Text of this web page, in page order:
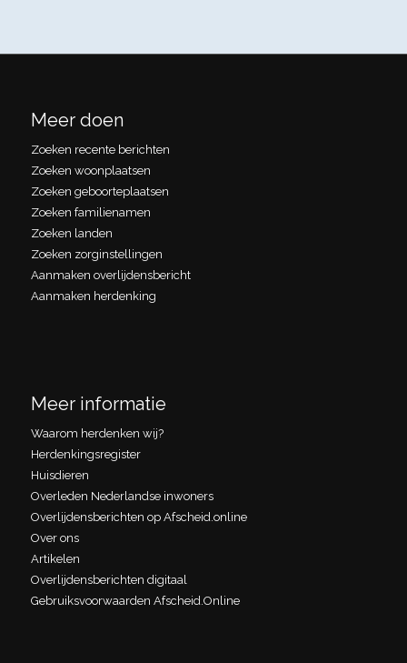
Meer doen
Zoeken recente berichten
Zoeken woonplaatsen
Zoeken geboorteplaatsen
Zoeken familienamen
Zoeken landen
Zoeken zorginstellingen
Aanmaken overlijdensbericht
Aanmaken herdenking
Meer informatie
Waarom herdenken wij?
Herdenkingsregister
Huisdieren
Overleden Nederlandse inwoners
Overlijdensberichten op Afscheid.online
Over ons
Artikelen
Overlijdensberichten digitaal
Gebruiksvoorwaarden Afscheid.Online